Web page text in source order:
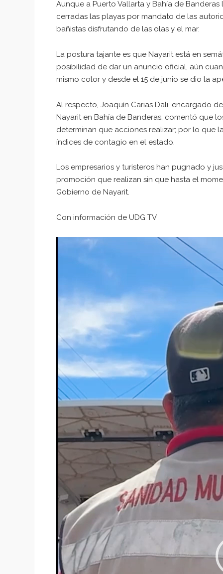
Aunque a Puerto Vallarta y Bahía de
cerradas las playas por mandato de las
bañistas disfrutando de las olas y el mar.
La postura tajante es que Nayarit está en
posibilidad de dar un anuncio oficial, aún
mismo color y desde el 15 de junio se dio la
Al respecto, Joaquín Carias Dali, encargado
Nayarit en Bahía de Banderas, comentó que
determinan que acciones realizar; por lo que
índices de contagio en el estado.
Los empresarios y turisteros han pugnado y
promoción que realizan sin que hasta el
Gobierno de Nayarit.
Con información de UDG TV
Reproductor